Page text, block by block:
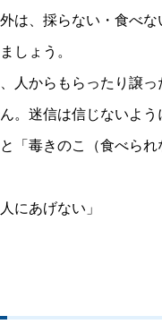
、採らない・食べな
ょう。
からもらったり譲っ
迷信は信じないよう
毒きのこ（食べら
にあげない」